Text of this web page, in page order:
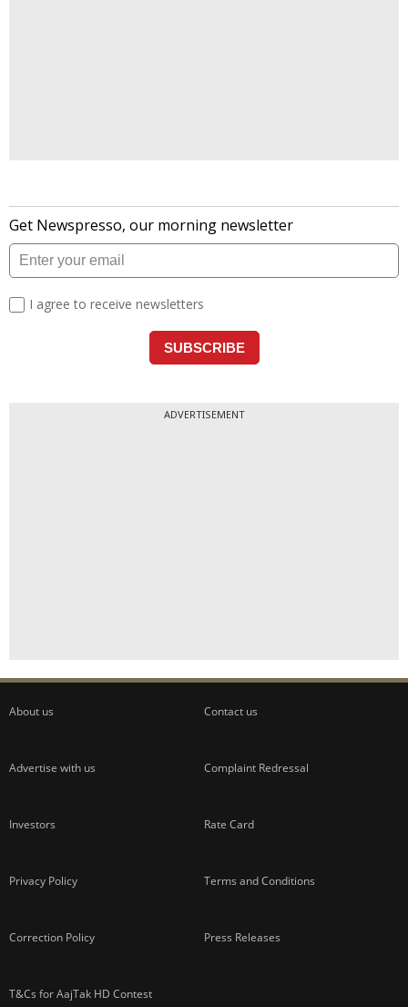
ADVERTISEMENT
About us Contact us
Advertise with us Complaint Redressal
Investors Rate Card
Privacy Policy Terms and Conditions
Correction Policy Press Releases
T&Cs for AajTak HD Contest